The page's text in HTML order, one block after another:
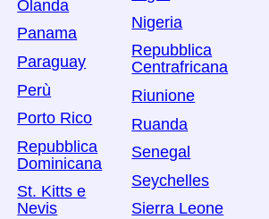
Olanda
Panama
Paraguay
Perù
Porto Rico
Repubblica
Dominicana
St. Kitts e
Nevis
Nigeria
Repubblica
Centrafricana
Riunione
Ruanda
Senegal
Seychelles
Sierra Leone